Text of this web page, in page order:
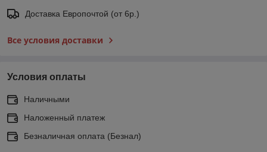
Доставка Европочтой (от 6р.)
Все условия доставки
Условия оплаты
Наличными
Наложенный платеж
Безналичная оплата (Безнал)